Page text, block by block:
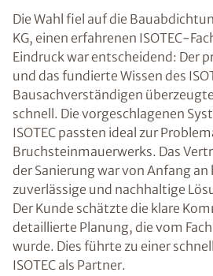
Die Wahl fiel auf die
KG, einen erfahrenen ISOTEC-
Eindruck war entscheidend: Der
und das fundierte Wissen des
Bausachverständigen
schnell. Die vorgeschlagenen
ISOTEC passten ideal zur
Bruchsteinmauerwerks. Das
der Sanierung war von Anfang an
zuverlässige und nachhaltige
Der Kunde schätzte die klare
detaillierte Planung, die vom
wurde. Dies führte zu einer
ISOTEC als Partner.